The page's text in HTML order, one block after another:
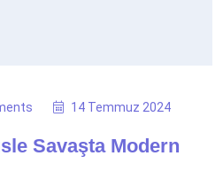
14 Temmuz 2024
Savaşta Modern